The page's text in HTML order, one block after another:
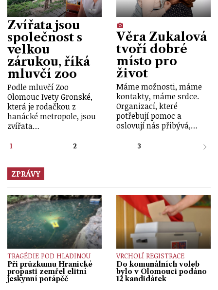
Zvířata jsou
společnost s
velkou
zárukou, říká
mluvčí zoo
Podle mluvčí Zoo
Olomouc Ivety Gronské,
která je rodačkou z
hanácké metropole, jsou
zvířata…
Věra Zukalová
tvoří dobré
místo pro
život
Máme možnosti, máme
kontakty, máme srdce.
Organizací, které
potřebují pomoc a
oslovují nás přibývá,…
1 2 3
ZPRÁVY
TRAGÉDIE POD HLADINOU
Při průzkumu Hranické
propasti zemřel elitní
jeskynní potápěč
VRCHOLÍ REGISTRACE
Do komunálních voleb
bylo v Olomouci podáno
12 kandidátek